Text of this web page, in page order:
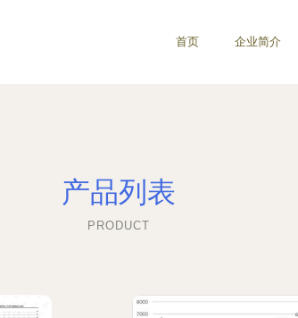
首页 企业简介
产品列表
PRODUCT